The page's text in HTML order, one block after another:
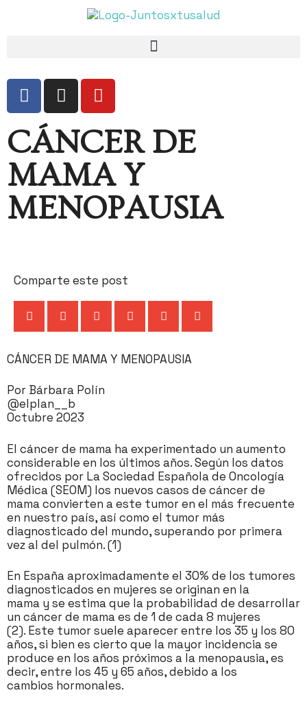
CÁNCER DE
MAMA Y
MENOPAUSIA
Comparte este post
CÁNCER DE MAMA Y MENOPAUSIA
Por Bárbara Polín
@elplan__b
Octubre 2023
El cáncer de mama ha experimentado un aumento
considerable en los últimos años. Según los datos
ofrecidos por La Sociedad Española de Oncología
Médica (SEOM) los nuevos casos de cáncer de
mama convierten a este tumor en el más frecuente
en nuestro país, así como el tumor más
diagnosticado del mundo, superando por primera
vez al del pulmón. (1)
En España aproximadamente el 30% de los tumores
diagnosticados en mujeres se originan en la
mama y se estima que la probabilidad de desarrollar
un cáncer de mama es de 1 de cada 8 mujeres
(2). Este tumor suele aparecer entre los 35 y los 80
años, si bien es cierto que la mayor incidencia se
produce en los años próximos a la menopausia, es
decir, entre los 45 y 65 años, debido a los
cambios hormonales.